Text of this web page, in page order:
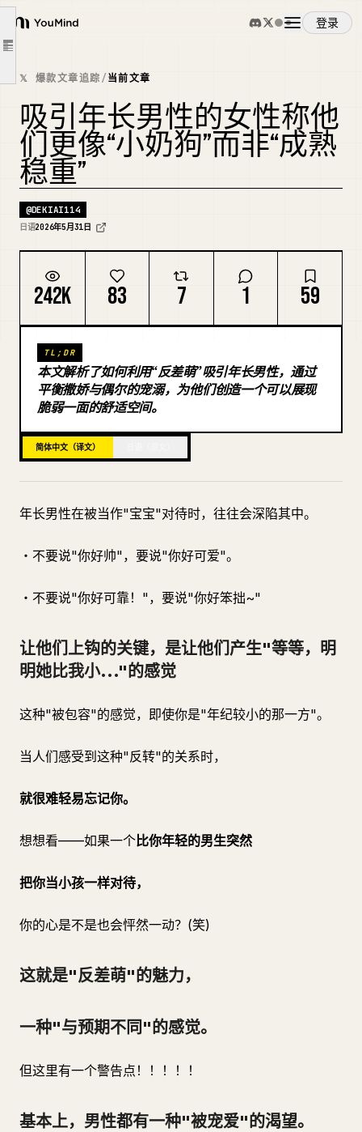
YouMind
登录
概览
使用案例
技能
提示词
博客
更新
文章大纲
就没有留给男性被宠爱的"空间"了。
但在某个突如其来的时刻，去宠爱他们。
但也展现"独处模式"
那么，如何从这种状态
进入那种"浪漫的距离"呢？
"在不触发对方防备的情况下接近"
𝕏 爆款文章追踪/当前文章
吸引年长男性的女性称他
们更像“小奶狗”而非“成熟
稳重”
@DEKIAI114
日语2026年5月31日
242K 83 7 1 59
TL;DR
本文解析了如何利用“反差萌”吸引年长男性，通过
平衡撒娇与偶尔的宠溺，为他们创造一个可以展现
脆弱一面的舒适空间。
简体中文（译文）
年长男性在被当作"宝宝"对待时，往往会深陷其中。
・不要说"你好帅"，要说"你好可爱"。
・不要说"你好可靠！"，要说"你好笨拙~"
让他们上钩的关键，是让他们产生"等等，明
明她比我小..."的感觉
这种"被包容"的感觉，即使你是"年纪较小的那一方"。
当人们感受到这种"反转"的关系时，
就很难轻易忘记你。
想想看——如果一个比你年轻的男生突然
把你当小孩一样对待，
你的心是不是也会怦然一动？(笑)
这就是"反差萌"的魅力，
一种"与预期不同"的感觉。
但这里有一个警告点！！！！！
基本上，男性都有一种"被宠爱"的渴望。